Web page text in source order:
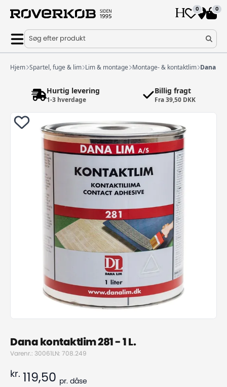
0 0
Søg efter produkt
Hjem Spartel, fuge & lim Lim & montage Montage- & kontaktlim Dana
Hurtig levering
1-3 hverdage
Billig fragt
Fra 39,50 DKK
Dana kontaktlim 281 - 1 L.
Varenr.: 30061 LN: 708.249
kr. 119,50 pr. dåse